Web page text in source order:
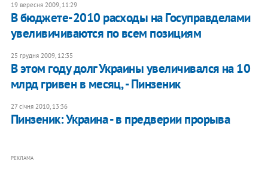
19 вересня 2009, 11:29
В бюджете-2010 расходы на Госуправделами
увеливичиваются по всем позициям
25 грудня 2009, 12:35
В этом году долг Украины увеличивался на 10
млрд гривен в месяц, - Пинзеник
27 січня 2010, 13:36
Пинзеник: Украина - в предверии прорыва
РЕКЛАМА